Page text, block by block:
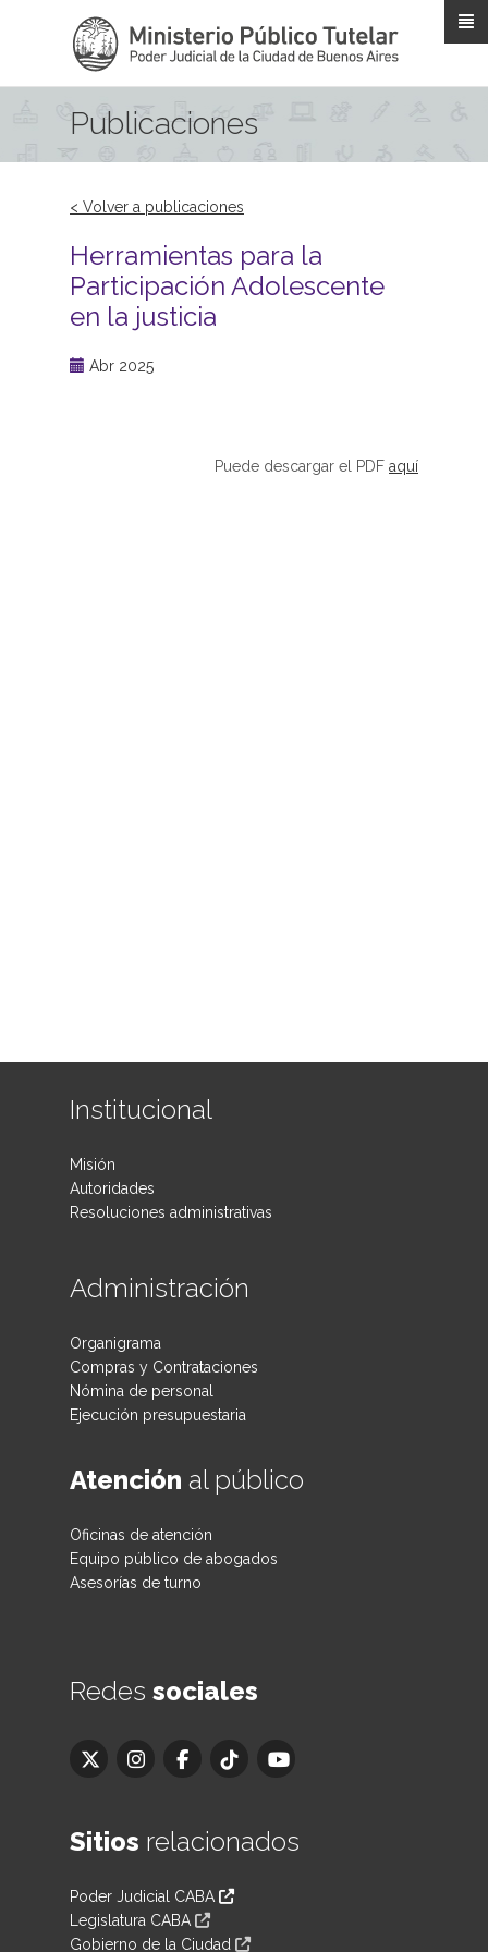
Publicaciones
< Volver a publicaciones
Herramientas para la
Participación Adolescente
en la justicia
Abr 2025
Puede descargar el PDF aquí
Institucional
Misión
Autoridades
Resoluciones administrativas
Administración
Organigrama
Compras y Contrataciones
Nómina de personal
Ejecución presupuestaria
Atención al público
Oficinas de atención
Equipo público de abogados
Asesorías de turno
Redes sociales
Sitios relacionados
Poder Judicial CABA
Legislatura CABA
Gobierno de la Ciudad